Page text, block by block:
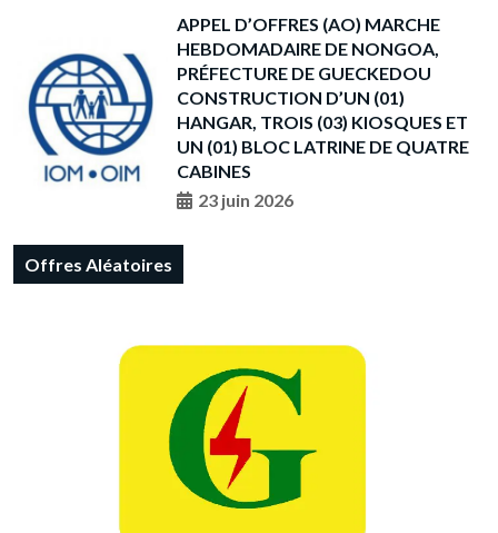
APPEL D’OFFRES (AO) MARCHE
HEBDOMADAIRE DE NONGOA,
PRÉFECTURE DE GUECKEDOU
CONSTRUCTION D’UN (01)
HANGAR, TROIS (03) KIOSQUES ET
UN (01) BLOC LATRINE DE QUATRE
CABINES
23 juin 2026
Offres Aléatoires